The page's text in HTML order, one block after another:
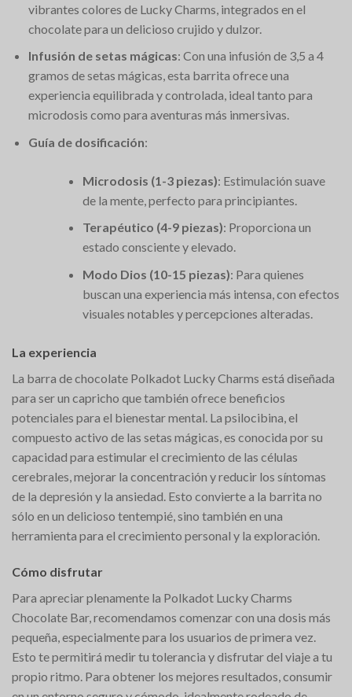
vibrantes colores de Lucky Charms, integrados en el
chocolate para un delicioso crujido y dulzor.
Infusión de setas mágicas: Con una infusión de 3,5 a 4
gramos de setas mágicas, esta barrita ofrece una
experiencia equilibrada y controlada, ideal tanto para
microdosis como para aventuras más inmersivas.
Guía de dosificación:
Microdosis (1-3 piezas): Estimulación suave
de la mente, perfecto para principiantes.
Terapéutico (4-9 piezas): Proporciona un
estado consciente y elevado.
Modo Dios (10-15 piezas): Para quienes
buscan una experiencia más intensa, con efectos
visuales notables y percepciones alteradas.
La experiencia
La barra de chocolate Polkadot Lucky Charms está diseñada
para ser un capricho que también ofrece beneficios
potenciales para el bienestar mental. La psilocibina, el
compuesto activo de las setas mágicas, es conocida por su
capacidad para estimular el crecimiento de las células
cerebrales, mejorar la concentración y reducir los síntomas
de la depresión y la ansiedad. Esto convierte a la barrita no
sólo en un delicioso tentempié, sino también en una
herramienta para el crecimiento personal y la exploración.
Cómo disfrutar
Para apreciar plenamente la Polkadot Lucky Charms
Chocolate Bar, recomendamos comenzar con una dosis más
pequeña, especialmente para los usuarios de primera vez.
Esto te permitirá medir tu tolerancia y disfrutar del viaje a tu
propio ritmo. Para obtener los mejores resultados, consumir